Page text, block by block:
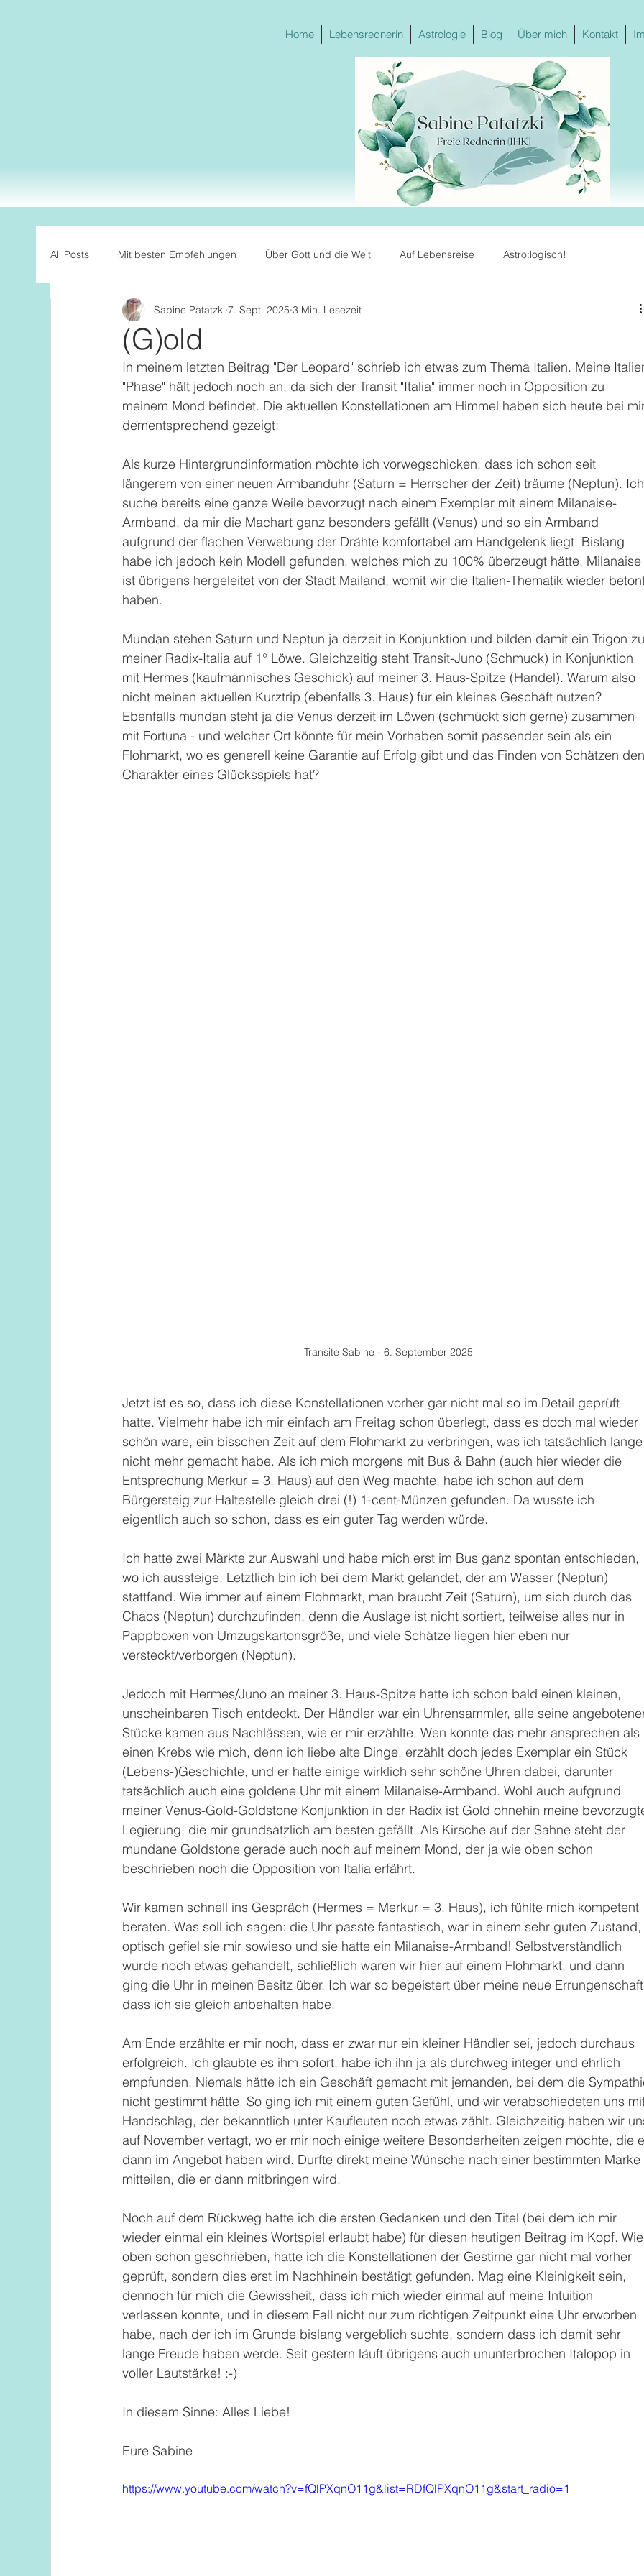
Home Lebensrednerin Astrologie Blog Über mich Kontakt
All Posts Mit besten Empfehlungen Über Gott und die Welt Auf Lebensreise Astro:logisch!
(G)old
Sabine Patatzki 7. Sept. 2025 3 Min. Lesezeit
In meinem letzten Beitrag "Der Leopard" schrieb ich etwas zum Thema Italien. Meine
"Phase" hält jedoch noch an, da sich der Transit "Italia" immer noch in Opposition zu
meinem Mond befindet. Die aktuellen Konstellationen am Himmel haben sich heute bei
dementsprechend gezeigt:
Als kurze Hintergrundinformation möchte ich vorwegschicken, dass ich schon seit
längerem von einer neuen Armbanduhr (Saturn = Herrscher der Zeit) träume (Neptun). Ich
suche bereits eine ganze Weile bevorzugt nach einem Exemplar mit einem Milanaise-
Armband, da mir die Machart ganz besonders gefällt (Venus) und so ein Armband
aufgrund der flachen Verwebung der Drähte komfortabel am Handgelenk liegt. Bislang
habe ich jedoch kein Modell gefunden, welches mich zu 100% überzeugt hätte. Milanaise
ist übrigens hergeleitet von der Stadt Mailand, womit wir die Italien-Thematik wieder
haben.
Mundan stehen Saturn und Neptun ja derzeit in Konjunktion und bilden damit ein Trigon zu
meiner Radix-Italia auf 1° Löwe. Gleichzeitig steht Transit-Juno (Schmuck) in Konjunktion
mit Hermes (kaufmännisches Geschick) auf meiner 3. Haus-Spitze (Handel). Warum also
nicht meinen aktuellen Kurztrip (ebenfalls 3. Haus) für ein kleines Geschäft nutzen?
Ebenfalls mundan steht ja die Venus derzeit im Löwen (schmückt sich gerne) zusammen
mit Fortuna - und welcher Ort könnte für mein Vorhaben somit passender sein als ein
Flohmarkt, wo es generell keine Garantie auf Erfolg gibt und das Finden von Schätzen den
Charakter eines Glücksspiels hat?
Transite Sabine - 6. September 2025
Jetzt ist es so, dass ich diese Konstellationen vorher gar nicht mal so im Detail geprüft
hatte. Vielmehr habe ich mir einfach am Freitag schon überlegt, dass es doch mal wieder
schön wäre, ein bisschen Zeit auf dem Flohmarkt zu verbringen, was ich tatsächlich lange
nicht mehr gemacht habe. Als ich mich morgens mit Bus & Bahn (auch hier wieder die
Entsprechung Merkur = 3. Haus) auf den Weg machte, habe ich schon auf dem
Bürgersteig zur Haltestelle gleich drei (!) 1-cent-Münzen gefunden. Da wusste ich
eigentlich auch so schon, dass es ein guter Tag werden würde.
Ich hatte zwei Märkte zur Auswahl und habe mich erst im Bus ganz spontan entschieden,
wo ich aussteige. Letztlich bin ich bei dem Markt gelandet, der am Wasser (Neptun)
stattfand. Wie immer auf einem Flohmarkt, man braucht Zeit (Saturn), um sich durch das
Chaos (Neptun) durchzufinden, denn die Auslage ist nicht sortiert, teilweise alles nur in
Pappboxen von Umzugskartonsgröße, und viele Schätze liegen hier eben nur
versteckt/verborgen (Neptun).
Jedoch mit Hermes/Juno an meiner 3. Haus-Spitze hatte ich schon bald einen kleinen,
unscheinbaren Tisch entdeckt. Der Händler war ein Uhrensammler, alle seine
Stücke kamen aus Nachlässen, wie er mir erzählte. Wen könnte das mehr ansprechen als
einen Krebs wie mich, denn ich liebe alte Dinge, erzählt doch jedes Exemplar ein Stück
(Lebens-)Geschichte, und er hatte einige wirklich sehr schöne Uhren dabei, darunter
tatsächlich auch eine goldene Uhr mit einem Milanaise-Armband. Wohl auch aufgrund
meiner Venus-Gold-Goldstone Konjunktion in der Radix ist Gold ohnehin meine
Legierung, die mir grundsätzlich am besten gefällt. Als Kirsche auf der Sahne steht der
mundane Goldstone gerade auch noch auf meinem Mond, der ja wie oben schon
beschrieben noch die Opposition von Italia erfährt.
Wir kamen schnell ins Gespräch (Hermes = Merkur = 3. Haus), ich fühlte mich kompetent
beraten. Was soll ich sagen: die Uhr passte fantastisch, war in einem sehr guten Zustand,
optisch gefiel sie mir sowieso und sie hatte ein Milanaise-Armband! Selbstverständlich
wurde noch etwas gehandelt, schließlich waren wir hier auf einem Flohmarkt, und dann
ging die Uhr in meinen Besitz über. Ich war so begeistert über meine neue
dass ich sie gleich anbehalten habe.
Am Ende erzählte er mir noch, dass er zwar nur ein kleiner Händler sei, jedoch durchaus
erfolgreich. Ich glaubte es ihm sofort, habe ich ihn ja als durchweg integer und ehrlich
empfunden. Niemals hätte ich ein Geschäft gemacht mit jemanden, bei dem die
nicht gestimmt hätte. So ging ich mit einem guten Gefühl, und wir verabschiedeten uns
Handschlag, der bekanntlich unter Kaufleuten noch etwas zählt. Gleichzeitig haben wir
auf November vertagt, wo er mir noch einige weitere Besonderheiten zeigen möchte, die
dann im Angebot haben wird. Durfte direkt meine Wünsche nach einer bestimmten Marke
mitteilen, die er dann mitbringen wird.
Noch auf dem Rückweg hatte ich die ersten Gedanken und den Titel (bei dem ich mir
wieder einmal ein kleines Wortspiel erlaubt habe) für diesen heutigen Beitrag im Kopf. Wie
oben schon geschrieben, hatte ich die Konstellationen der Gestirne gar nicht mal vorher
geprüft, sondern dies erst im Nachhinein bestätigt gefunden. Mag eine Kleinigkeit sein,
dennoch für mich die Gewissheit, dass ich mich wieder einmal auf meine Intuition
verlassen konnte, und in diesem Fall nicht nur zum richtigen Zeitpunkt eine Uhr erworben
habe, nach der ich im Grunde bislang vergeblich suchte, sondern dass ich damit sehr
lange Freude haben werde. Seit gestern läuft übrigens auch ununterbrochen Italopop in
voller Lautstärke! :-)
In diesem Sinne: Alles Liebe!
Eure Sabine
https://www.youtube.com/watch?v=fQlPXqnO11g&list=RDfQlPXqnO11g&start_radio=1